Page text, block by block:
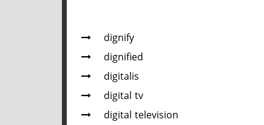
dignify
dignified
digitalis
digital tv
digital television